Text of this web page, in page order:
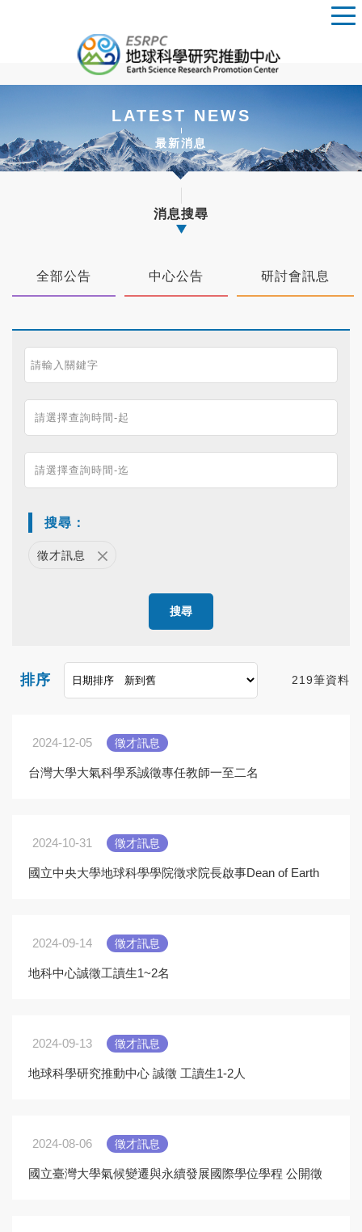
LATEST NEWS
最新消息
消息搜尋
全部公告 中心公告 研討會訊息
搜尋
219筆資料
排序
搜尋：
徵才訊息
2024-12-05 徵才訊息
台灣大學大氣科學系誠徵專任教師一至二名
2024-10-31 徵才訊息
國立中央大學地球科學學院徵求院長啟事Dean of Earth
2024-09-14 徵才訊息
地科中心誠徵工讀生1~2名
2024-09-13 徵才訊息
地球科學研究推動中心 誠徵 工讀生1-2人
2024-08-06 徵才訊息
國立臺灣大學氣候變遷與永續發展國際學位學程 公開徵